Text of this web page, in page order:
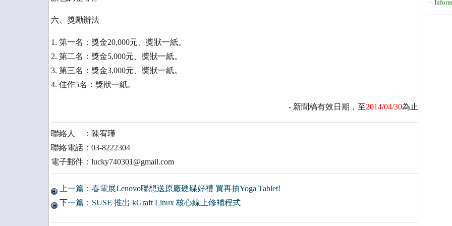
六、獎勵辦法
1. 第一名：獎金20,000元、獎狀一紙。
2. 第二名：獎金5,000元、獎狀一紙。
3. 第三名：獎金3,000元、獎狀一紙。
4. 佳作5名：獎狀一紙。
- 新聞稿有效日期，至2014/04/30為止
聯絡人 ：陳宥瑾
聯絡電話：03-8222304
電子郵件：lucky740301@gmail.com
上一篇：春電展Lenovo聯想送原廠硬碟好禮 買再抽Yoga Tablet!
下一篇：SUSE 推出 kGraft Linux 核心線上修補程式